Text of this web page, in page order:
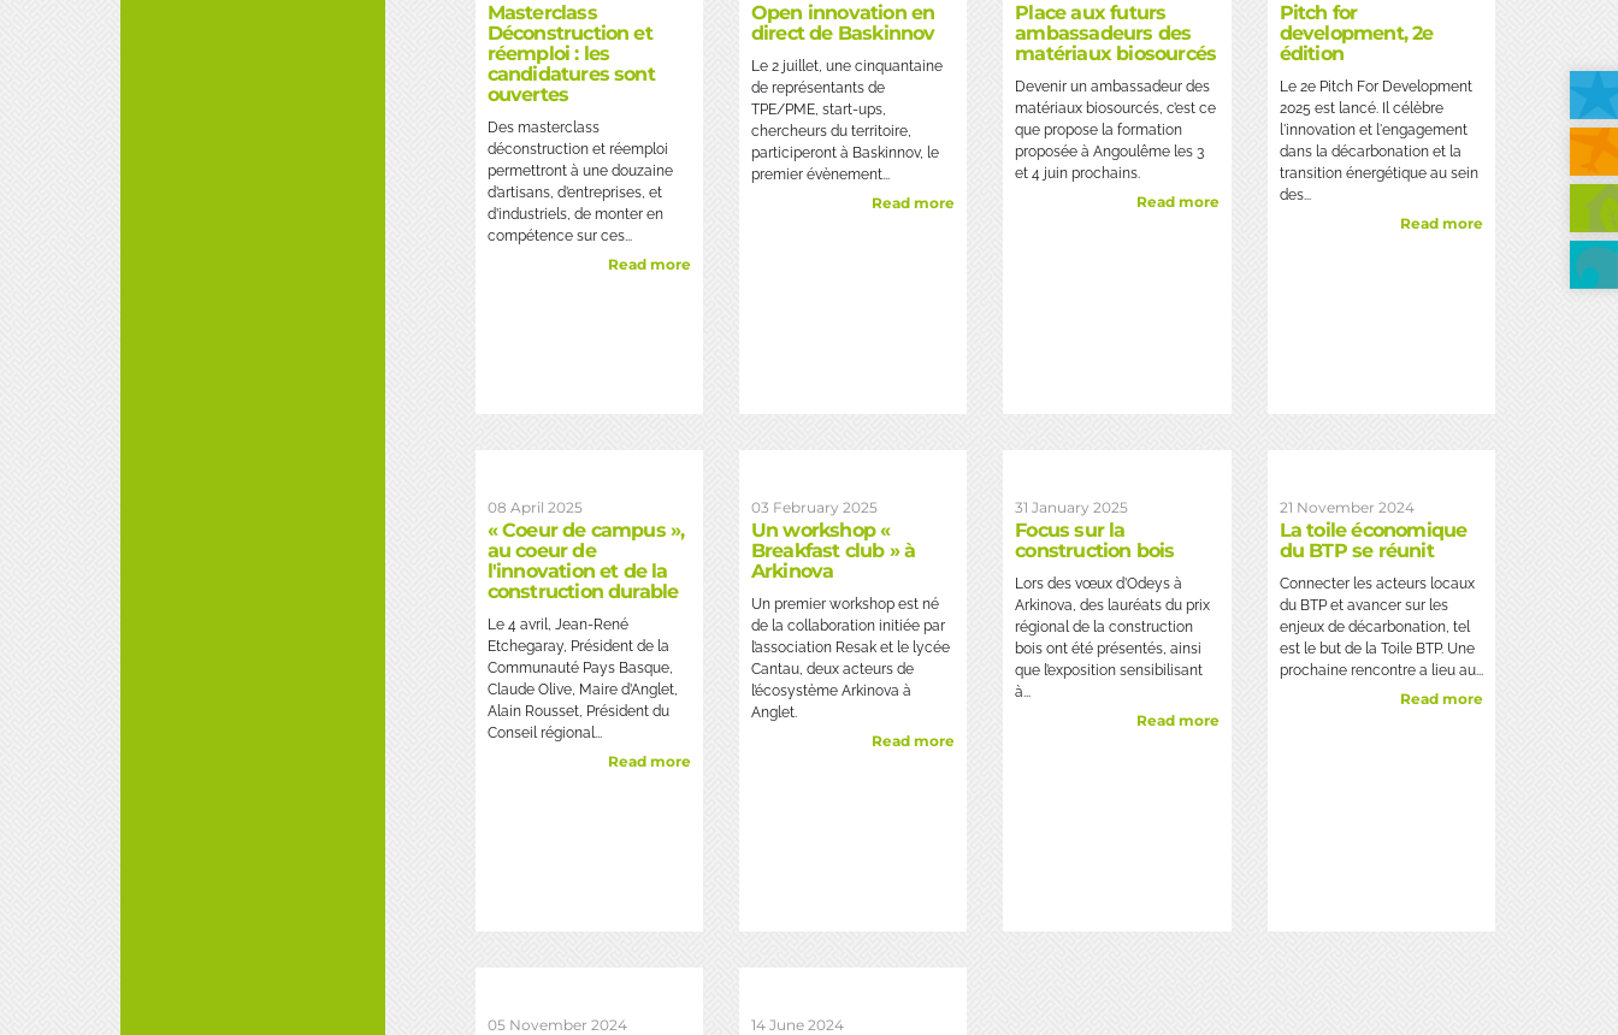
Masterclass
Déconstruction et
réemploi : les
candidatures sont
ouvertes
Des masterclass
déconstruction et réemploi
permettront à une douzaine
d’artisans, d’entreprises, et
d’industriels, de monter en
compétence sur ces...
Read more
Open innovation en
direct de Baskinnov
Le 2 juillet, une cinquantaine
de représentants de
TPE/PME, start-ups,
chercheurs du territoire,
participeront à Baskinnov, le
premier évènement...
Read more
Place aux futurs
ambassadeurs des
matériaux biosourcés
Devenir un ambassadeur des
matériaux biosourcés, c’est ce
que propose la formation
proposée à Angoulême les 3
et 4 juin prochains.
Read more
Pitch for
development, 2e
édition
Le 2e Pitch For Development
2025 est lancé. Il célèbre
l'innovation et l'engagement
dans la décarbonation et la
transition énergétique au sein
des...
Read more
08 April 2025
« Coeur de campus »,
au coeur de
l'innovation et de la
construction durable
Le 4 avril, Jean-René
Etchegaray, Président de la
Communauté Pays Basque,
Claude Olive, Maire d’Anglet,
Alain Rousset, Président du
Conseil régional...
Read more
03 February 2025
Un workshop «
Breakfast club » à
Arkinova
Un premier workshop est né
de la collaboration initiée par
l’association Resak et le lycée
Cantau, deux acteurs de
l’écosystème Arkinova à
Anglet.
Read more
31 January 2025
Focus sur la
construction bois
Lors des vœux d’Odeys à
Arkinova, des lauréats du prix
régional de la construction
bois ont été présentés, ainsi
que l’exposition sensibilisant
à...
Read more
21 November 2024
La toile économique
du BTP se réunit
Connecter les acteurs locaux
du BTP et avancer sur les
enjeux de décarbonation, tel
est le but de la Toile BTP. Une
prochaine rencontre a lieu au...
Read more
05 November 2024 14 June 2024